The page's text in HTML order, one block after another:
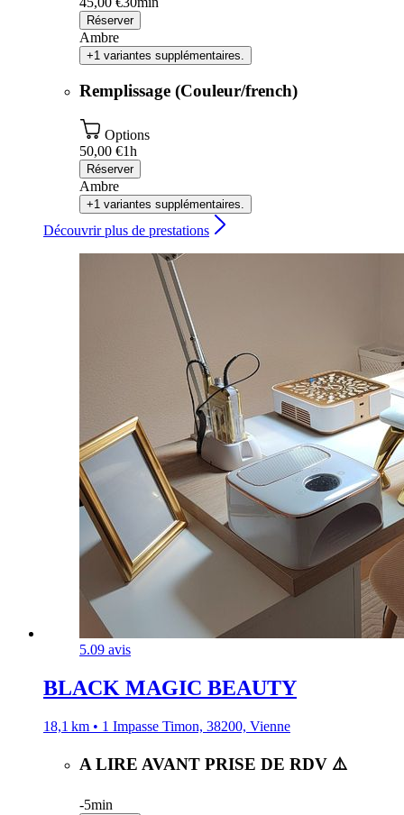
Réserver
Ambre
+1 variantes supplémentaires.
Remplissage (Couleur/french)
Options
50,00 €1h
Réserver
Ambre
+1 variantes supplémentaires.
Découvrir plus de prestations
5.09 avis
BLACK MAGIC BEAUTY
18,1 km • 1 Impasse Timon, 38200, Vienne
A LIRE AVANT PRISE DE RDV ⚠️
-5min